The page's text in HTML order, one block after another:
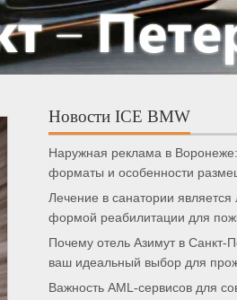
Новости ICE BMW
Наружная реклама в
форматы и особенности
Лечение в санатории является
формой реабилитации для
Почему отель Азимут в Санкт-
ваш идеальный выбор для
Важность AML-сервисов для